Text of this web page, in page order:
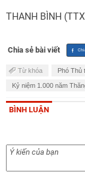
THANH BÌNH
Chia sẻ bài viết
Từ khóa Phó Thủ
Kỷ niệm 1.000 năm
BÌNH LUẬN